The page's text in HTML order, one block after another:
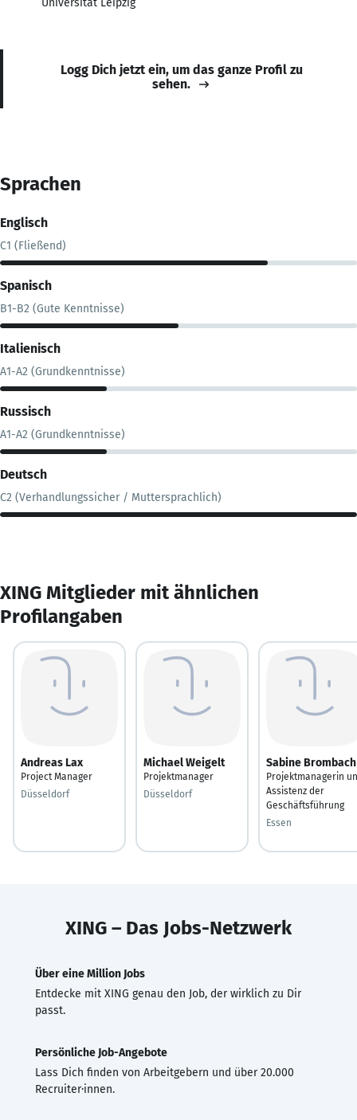
Logg Dich jetzt ein, um das ganze Profil zu
sehen.
Sprachen
Englisch
C1 (Fließend)
Spanisch
B1-B2 (Gute Kenntnisse)
Italienisch
A1-A2 (Grundkenntnisse)
Russisch
A1-A2 (Grundkenntnisse)
Deutsch
C2 (Verhandlungssicher / Muttersprachlich)
XING Mitglieder mit ähnlichen
Profilangaben
Andreas Lax
Project Manager
Düsseldorf
Michael Weigelt
Projektmanager
Düsseldorf
Sabine Brombach
Projektmanagerin
Assistenz der
Geschäftsführung
Essen
XING – Das Jobs-Netzwerk
Über eine Million Jobs
Entdecke mit XING genau den Job, der wirklich zu Dir
passt.
Persönliche Job-Angebote
Lass Dich finden von Arbeitgebern und über 20.000
Recruiter·innen.